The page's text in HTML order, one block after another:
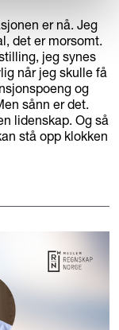
er nå. Jeg
det er morsomt.
jeg synes
når jeg skulle få
og
sånn er det.
lidenskap. Og så
stå opp klokken